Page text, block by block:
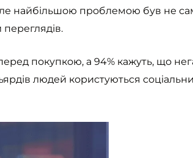
найбільшою проблемою був не
покупкою, а 94% кажуть, що
людей користуються